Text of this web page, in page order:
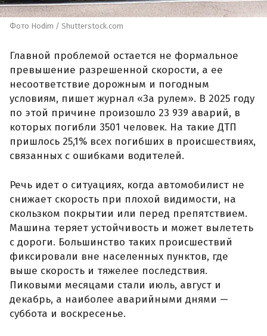
Фото Hodim / Shutterstock.com
Главной проблемой остается не формальное
превышение разрешенной скорости, а ее
несоответствие дорожным и погодным
условиям, пишет журнал «За рулем». В 2025 году
по этой причине произошло 23 939 аварий, в
которых погибли 3501 человек. На такие ДТП
пришлось 25,1% всех погибших в происшествиях,
связанных с ошибками водителей.
Речь идет о ситуациях, когда автомобилист не
снижает скорость при плохой видимости, на
скользком покрытии или перед препятствием.
Машина теряет устойчивость и может вылететь
с дороги. Большинство таких происшествий
фиксировали вне населенных пунктов, где
выше скорость и тяжелее последствия.
Пиковыми месяцами стали июль, август и
декабрь, а наиболее аварийными днями —
суббота и воскресенье.